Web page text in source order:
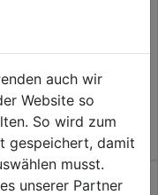
auch wir
Website so
So wird zum
gespeichert, damit
musst.
unserer Partner